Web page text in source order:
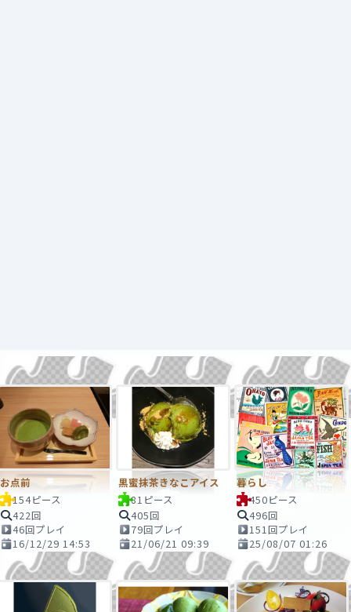
お点前
154ピース
422回
46回プレイ
16/12/29 14:53
黒蜜抹茶きなこアイス
81ピース
405回
79回プレイ
21/06/21 09:39
暮らし
450ピース
496回
151回プレイ
25/08/07 01:26